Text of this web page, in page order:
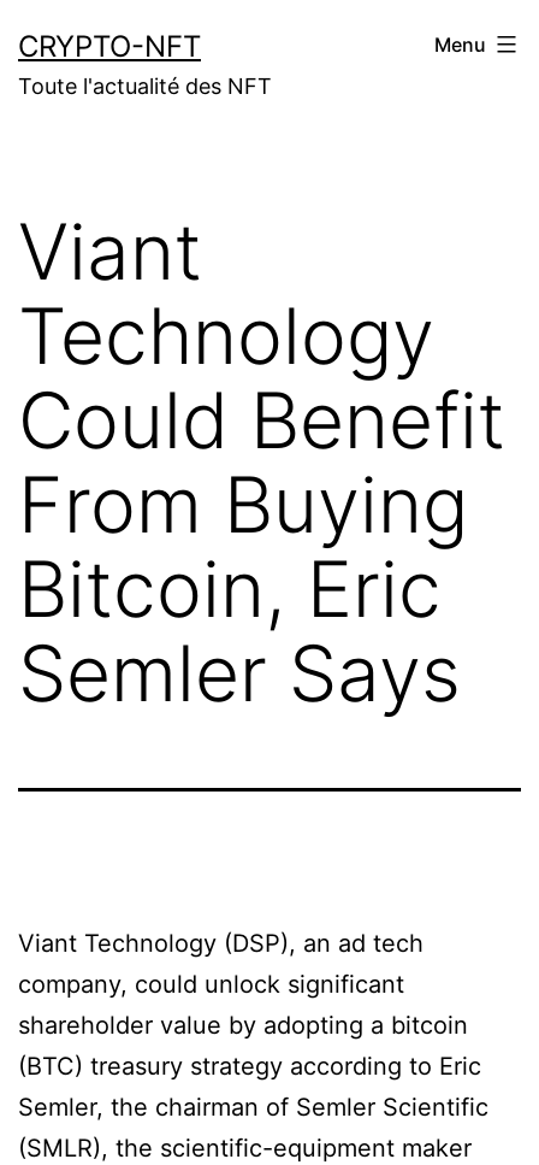
au
contenu
CRYPTO-NFT
Toute l'actualité des NFT
Menu
Viant
Technology
Could Benefit
From Buying
Bitcoin, Eric
Semler Says
Viant Technology (DSP), an ad tech
company, could unlock significant
shareholder value by adopting a bitcoin
(BTC) treasury strategy according to Eric
Semler, the chairman of Semler Scientific
(SMLR), the scientific-equipment maker